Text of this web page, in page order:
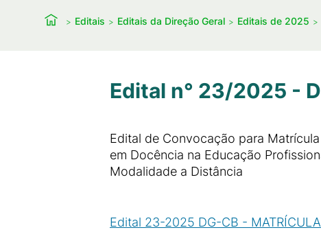
Editais Editais da Direção Geral Editais de 2025
Edital n° 23/2025 -
Edital de Convocação para
em Docência na Educação
Modalidade a Distância
Edital 23-2025 DG-CB -